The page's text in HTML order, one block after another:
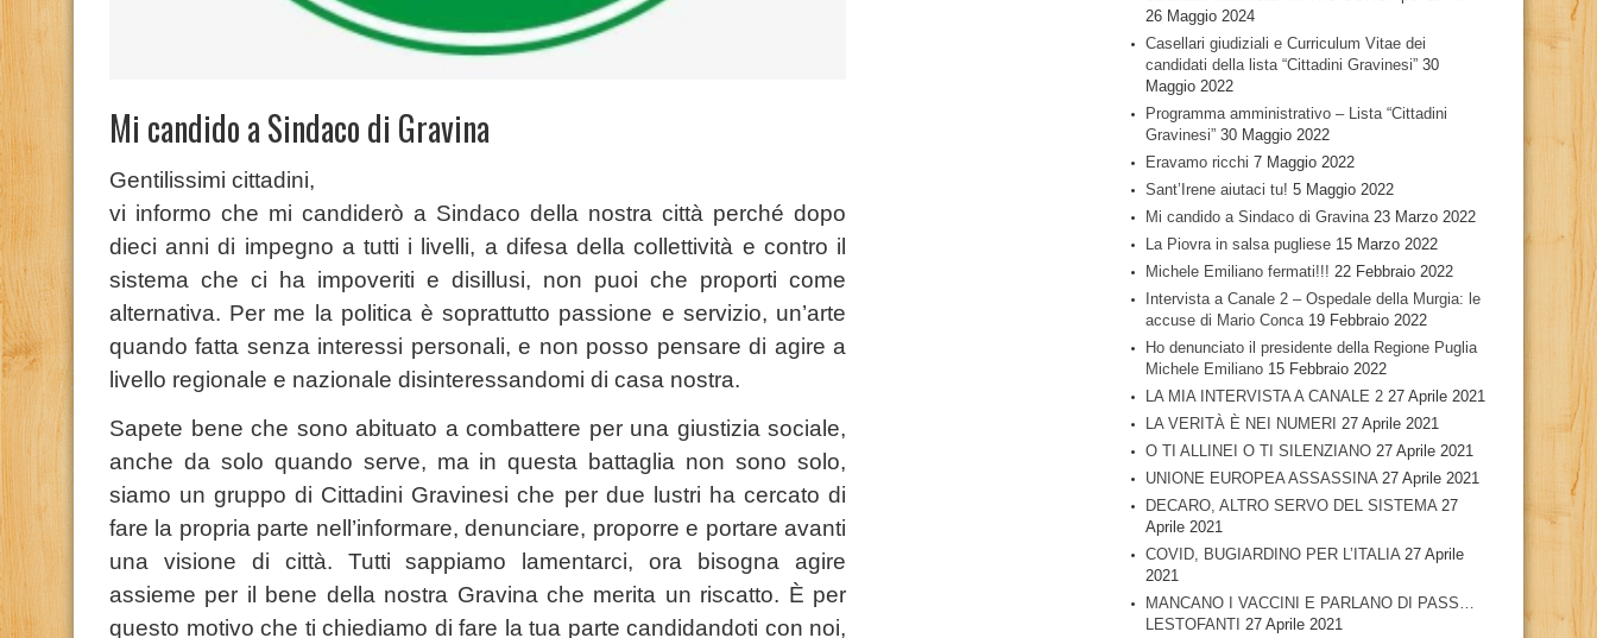
Mi candido a Sindaco di Gravina
Gentilissimi cittadini,
vi informo che mi candiderò a Sindaco della nostra città perché dopo
dieci anni di impegno a tutti i livelli, a difesa della collettività e contro il
sistema che ci ha impoveriti e disillusi, non puoi che proporti come
alternativa. Per me la politica è soprattutto passione e servizio, un’arte
quando fatta senza interessi personali, e non posso pensare di agire a
livello regionale e nazionale disinteressandomi di casa nostra.
Sapete bene che sono abituato a combattere per una giustizia sociale,
anche da solo quando serve, ma in questa battaglia non sono solo,
siamo un gruppo di Cittadini Gravinesi che per due lustri ha cercato di
fare la propria parte nell’informare, denunciare, proporre e portare avanti
una visione di città. Tutti sappiamo lamentarci, ora bisogna agire
assieme per il bene della nostra Gravina che merita un riscatto. È per
questo motivo che ti chiediamo di fare la tua parte candidandoti con noi,
26 Maggio 2024
Casellari giudiziali e Curriculum Vitae dei
candidati della lista “Cittadini Gravinesi” 30
Maggio 2022
Programma amministrativo – Lista “Cittadini
Gravinesi” 30 Maggio 2022
Eravamo ricchi 7 Maggio 2022
Sant’Irene aiutaci tu! 5 Maggio 2022
Mi candido a Sindaco di Gravina 23 Marzo 2022
La Piovra in salsa pugliese 15 Marzo 2022
Michele Emiliano fermati!!! 22 Febbraio 2022
Intervista a Canale 2 – Ospedale della Murgia: le
accuse di Mario Conca 19 Febbraio 2022
Ho denunciato il presidente della Regione Puglia
Michele Emiliano 15 Febbraio 2022
LA MIA INTERVISTA A CANALE 2 27 Aprile 2021
LA VERITÀ È NEI NUMERI 27 Aprile 2021
O TI ALLINEI O TI SILENZIANO 27 Aprile 2021
UNIONE EUROPEA ASSASSINA 27 Aprile 2021
DECARO, ALTRO SERVO DEL SISTEMA 27
Aprile 2021
COVID, BUGIARDINO PER L’ITALIA 27 Aprile
2021
MANCANO I VACCINI E PARLANO DI PASS…
LESTOFANTI 27 Aprile 2021